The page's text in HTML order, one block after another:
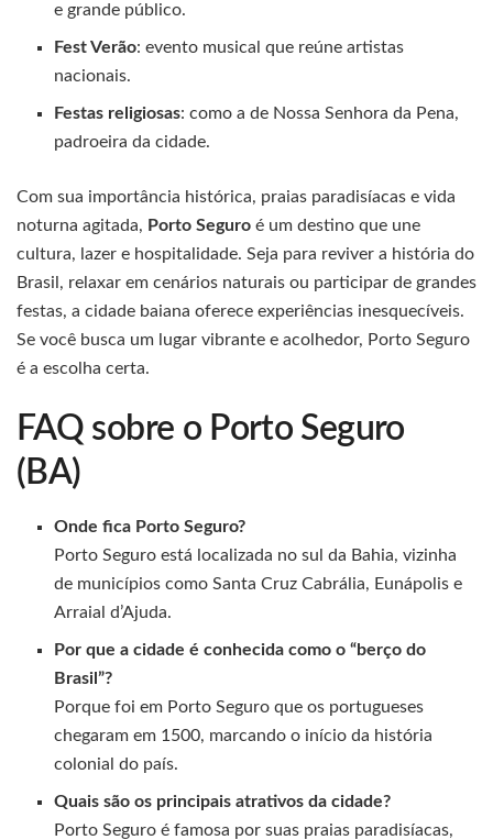
e grande público.
Fest Verão: evento musical que reúne artistas
nacionais.
Festas religiosas: como a de Nossa Senhora da Pena,
padroeira da cidade.
Com sua importância histórica, praias paradisíacas e vida
noturna agitada, Porto Seguro é um destino que une
cultura, lazer e hospitalidade. Seja para reviver a história do
Brasil, relaxar em cenários naturais ou participar de grandes
festas, a cidade baiana oferece experiências inesquecíveis.
Se você busca um lugar vibrante e acolhedor, Porto Seguro
é a escolha certa.
FAQ sobre o Porto Seguro
(BA)
Onde fica Porto Seguro?
Porto Seguro está localizada no sul da Bahia, vizinha
de municípios como Santa Cruz Cabrália, Eunápolis e
Arraial d’Ajuda.
Por que a cidade é conhecida como o “berço do
Brasil”?
Porque foi em Porto Seguro que os portugueses
chegaram em 1500, marcando o início da história
colonial do país.
Quais são os principais atrativos da cidade?
Porto Seguro é famosa por suas praias paradisíacas,